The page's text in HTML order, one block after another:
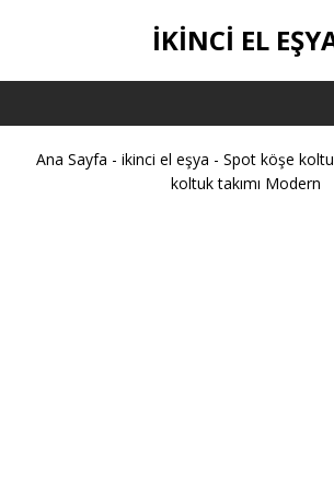
İKİNCİ EL
Ana Sayfa - ikinci el eşya - Spot köşe
koltuk takımı Modern